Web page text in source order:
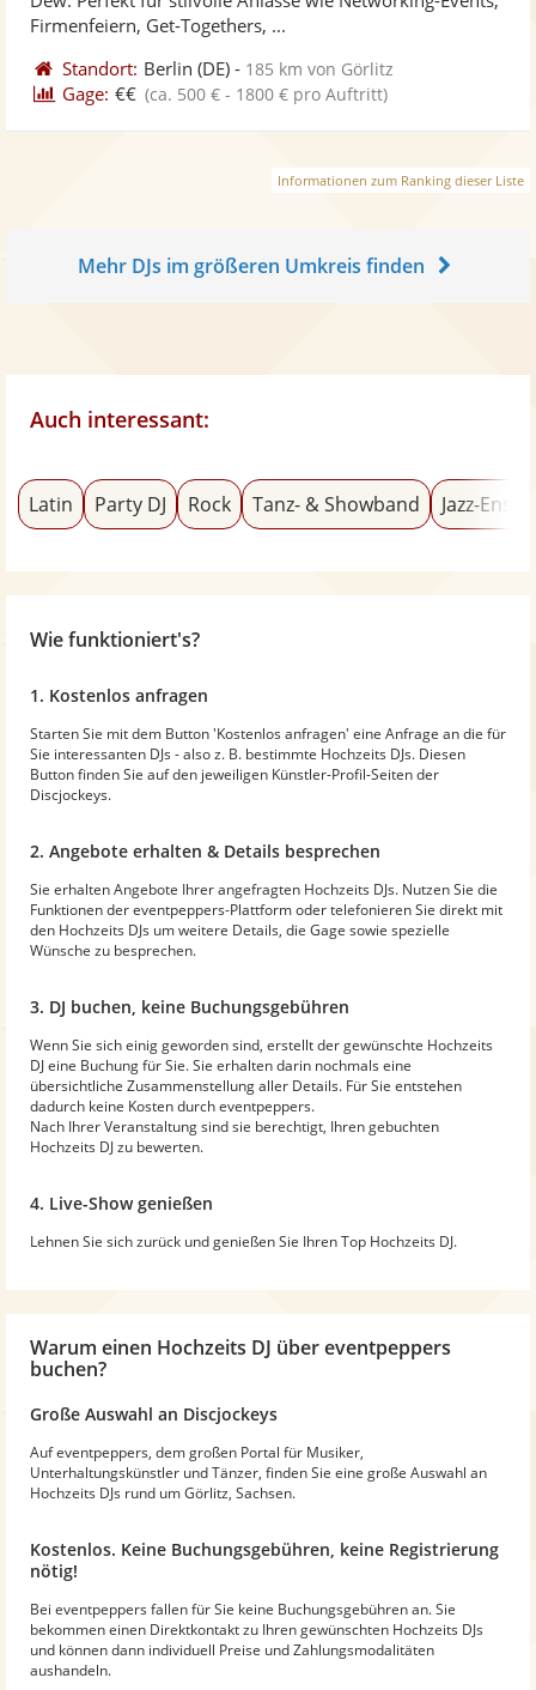
Sternen
Firmenfeiern, Get-Togethers, ...
Standort: Berlin (DE) - 185 km von Görlitz
Gage: €€ (ca. 500 € - 1800 € pro Auftritt)
Informationen zum Ranking dieser Liste
Mehr DJs im größeren Umkreis finden
Auch interessant:
Latin Party DJ Rock Tanz- & Showband Jazz-
Wie funktioniert's?
1. Kostenlos anfragen
Starten Sie mit dem Button 'Kostenlos anfragen' eine Anfrage an die für
Sie interessanten DJs - also z. B. bestimmte Hochzeits DJs. Diesen
Button finden Sie auf den jeweiligen Künstler-Profil-Seiten der
Discjockeys.
2. Angebote erhalten & Details besprechen
Sie erhalten Angebote Ihrer angefragten Hochzeits DJs. Nutzen Sie die
Funktionen der eventpeppers-Plattform oder telefonieren Sie direkt mit
den Hochzeits DJs um weitere Details, die Gage sowie spezielle
Wünsche zu besprechen.
3. DJ buchen, keine Buchungsgebühren
Wenn Sie sich einig geworden sind, erstellt der gewünschte Hochzeits
DJ eine Buchung für Sie. Sie erhalten darin nochmals eine
übersichtliche Zusammenstellung aller Details. Für Sie entstehen
dadurch keine Kosten durch eventpeppers.
Nach Ihrer Veranstaltung sind sie berechtigt, Ihren gebuchten
Hochzeits DJ zu bewerten.
4. Live-Show genießen
Lehnen Sie sich zurück und genießen Sie Ihren Top Hochzeits DJ.
Warum einen Hochzeits DJ über eventpeppers
buchen?
Große Auswahl an Discjockeys
Auf eventpeppers, dem großen Portal für Musiker,
Unterhaltungskünstler und Tänzer, finden Sie eine große Auswahl an
Hochzeits DJs rund um Görlitz, Sachsen.
Kostenlos. Keine Buchungsgebühren, keine Registrierung
nötig!
Bei eventpeppers fallen für Sie keine Buchungsgebühren an. Sie
bekommen einen Direktkontakt zu Ihren gewünschten Hochzeits DJs
und können dann individuell Preise und Zahlungsmodalitäten
aushandeln.